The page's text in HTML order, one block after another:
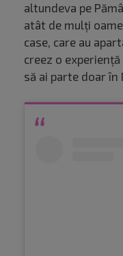
altundeva pe
atât de mulți
case, care au
creez o
să ai parte doar în